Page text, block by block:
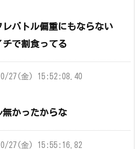
バトル偏重にもならない
で割食ってる
27(金) 15:52:08.40
かったからな
27(金) 15:55:16.82